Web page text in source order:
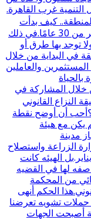
غرب القاهرة.
كيف بدأت
علاقتكم بها؟علاقتنا بالمنطقة تعود لأكثر من 30 عامًا.في ذلك
توجد بها طرق أو
في البداية من خلال
والعاملين
خلال المشاركة في
النزاع القانوني
أن أوضح نقطة
يكن مع هيئة
مدينة
الزراعة واستصلاح
الأراضي في فترة سابقة على ثورة 25 يناير.بل الهيئه كانت
لها في القضيه
من المحكمة
الحكم أنهى
حملات تشويه تعرضنا
أصبحت الجهات